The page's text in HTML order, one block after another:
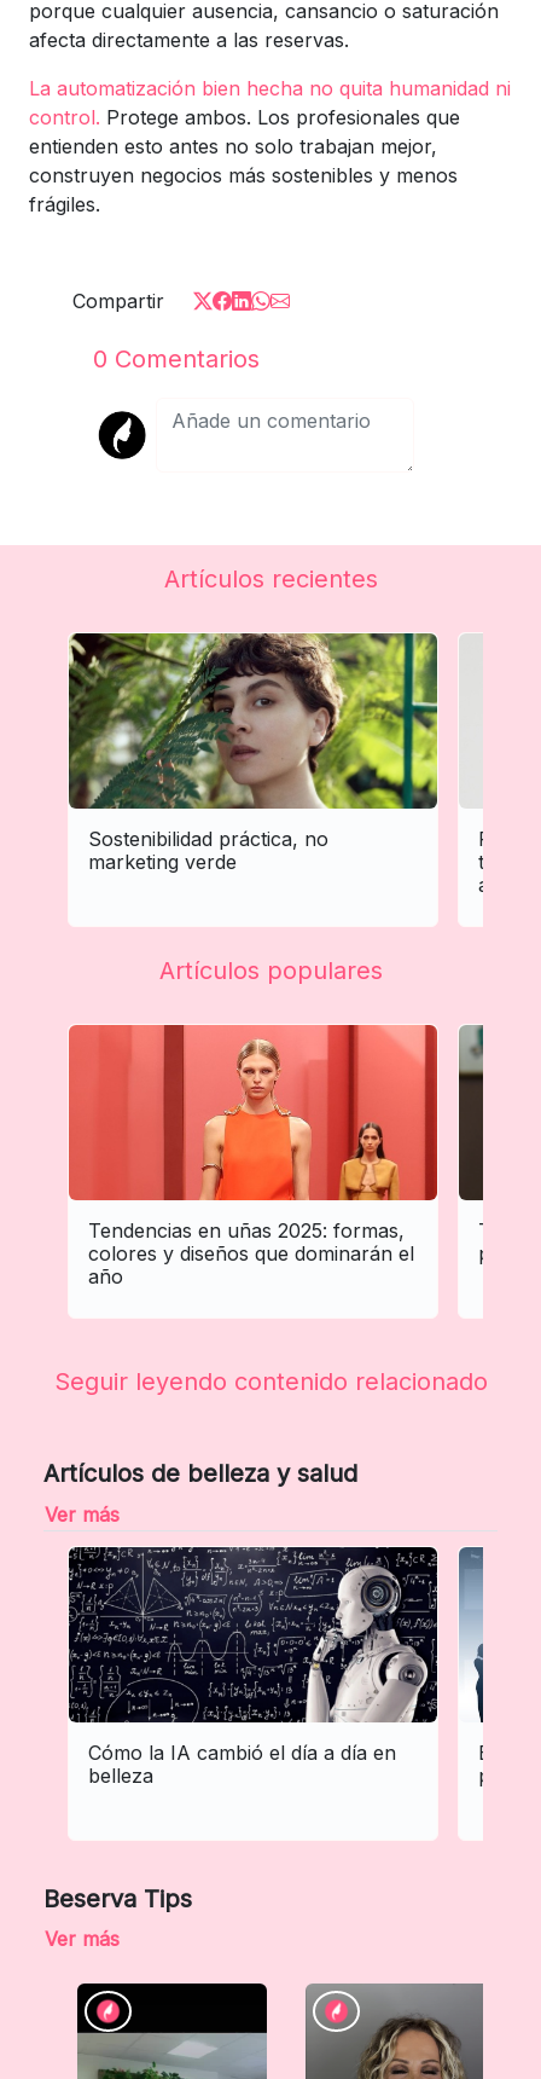
porque cualquier ausencia, cansancio o saturación
afecta directamente a las reservas.
La automatización bien hecha no quita humanidad ni
control. Protege ambos. Los profesionales que
entienden esto antes no solo trabajan mejor,
construyen negocios más sostenibles y menos
frágiles.
0 Comentarios
Compartir
Artículos recientes
Sostenibilidad práctica, no
marketing verde
Artículos populares
Tendencias en uñas 2025: formas,
colores y diseños que dominarán el
año
Seguir leyendo contenido relacionado
Artículos de belleza y salud
Ver más
Cómo la IA cambió el día a día en
belleza
El
Beserva Tips
Ver más